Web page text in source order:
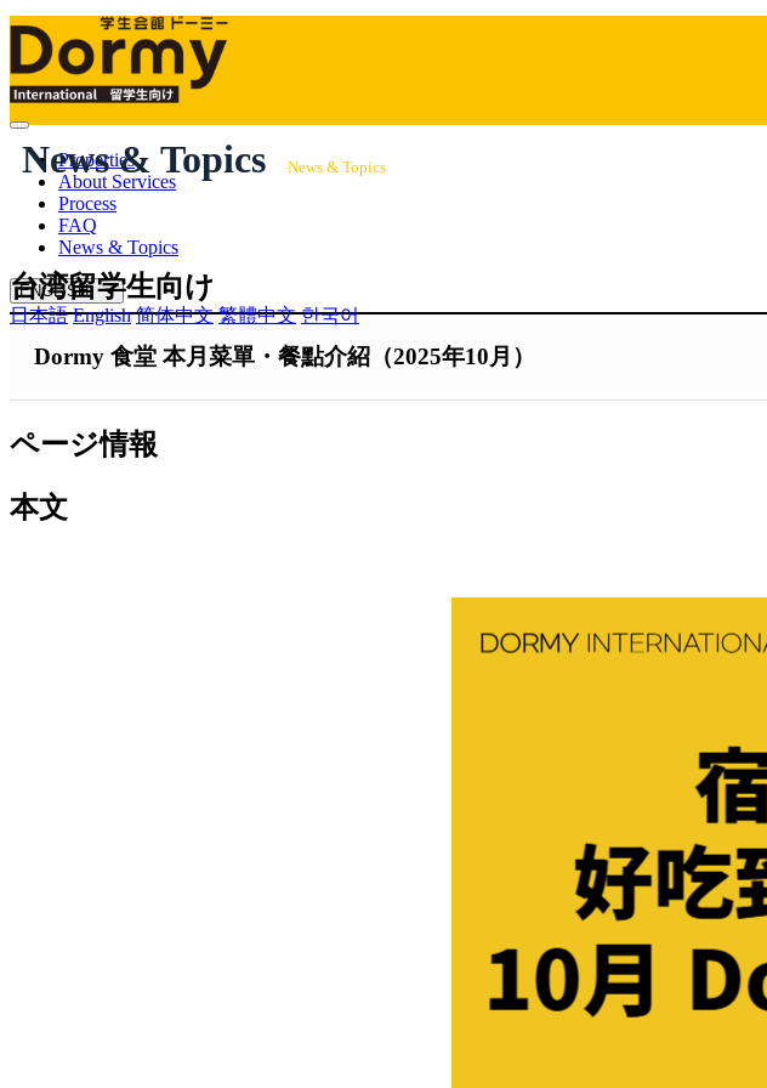
Mobile
MenuProperties
About Services
Process
FAQ
News & Topics
ENGLISH
日本語 English 简体中文 繁體中文 한국어
News & Topics News & Topics
台湾留学生向け
Dormy 食堂 本月菜單・餐點介紹（2025年10月）
ページ情報
本文